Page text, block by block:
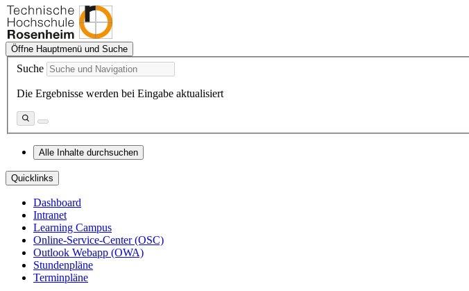
Öffne Hauptmenü und Suche
Suche
Die Ergebnisse werden bei Eingabe aktualisiert
Alle Inhalte durchsuchen
Quicklinks
Dashboard
Intranet
Learning Campus
Online-Service-Center (OSC)
Outlook Webapp (OWA)
Stundenpläne
Terminpläne